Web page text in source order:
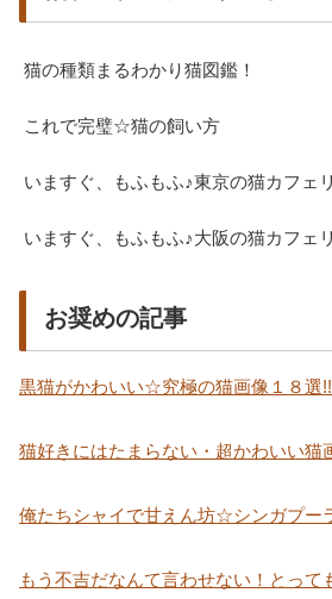
猫の種類まるわかり猫図鑑！
これで完璧☆猫の飼い方
いますぐ、もふもふ♪東京の猫カフェ
いますぐ、もふもふ♪大阪の猫カフェ
お奨めの記事
黒猫がかわいい☆究極の猫画像１８選!!
猫好きにはたまらない・超かわいい
俺たちシャイで甘えん坊☆シンガプー
もう不吉だなんて言わせない！とって